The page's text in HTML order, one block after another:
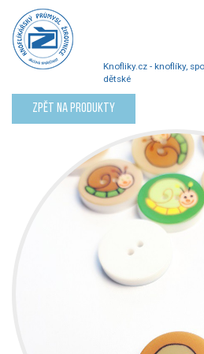
Knofliky.cz - knoflíky,
dětské
Zpět na produkty